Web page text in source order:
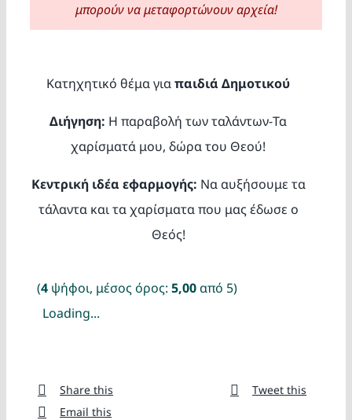
μπορούν να μεταφορτώνουν αρχεία!
Κατηχητικό θέμα γιαπαιδιά Δημοτικού
Διήγηση: Η παραβολή των ταλάντων-Τα
χαρίσματά μου, δώρα του Θεού!
Κεντρική ιδέα εφαρμογής: Να αυξήσουμε τα
τάλαντα και τα χαρίσματα που μας έδωσε ο
Θεός!
(4 ψήφοι, μέσος όρος: 5,00από 5)
Loading...
Share this
Tweet this
Email this